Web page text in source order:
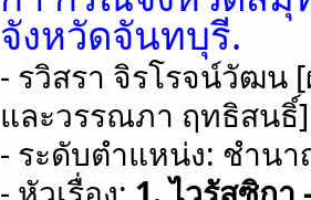
จังหวัดจันทบุรี.
- รวิสรา จิรโรจน์วัฒน
และวรรณภา ฤทธิสนธิ์]
- ระดับตำแหน่ง: ชําน